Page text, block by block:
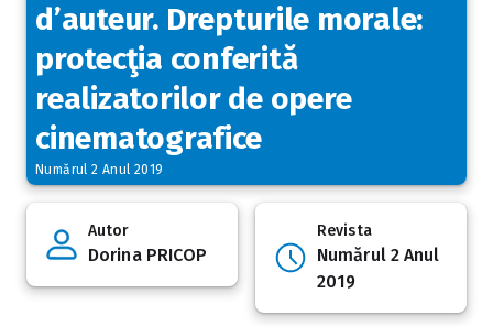
d’auteur. Drepturile morale:
protecţia conferită
realizatorilor de opere
cinematografice
Numărul 2 Anul 2019
Autor
Dorina PRICOP
Revista
Numărul 2 Anul
2019